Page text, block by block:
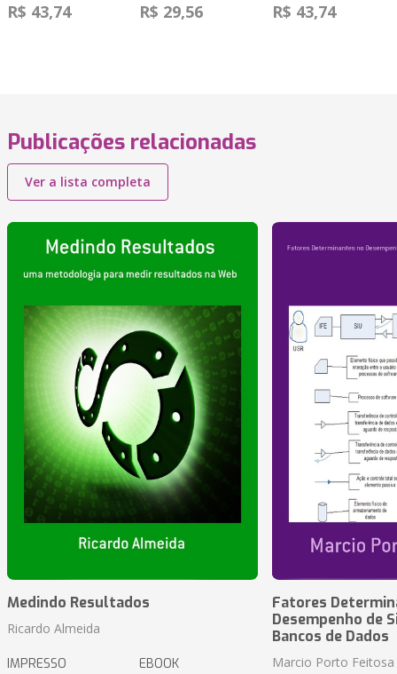
R$ 43,74 R$ 29,56 R$ 43,74
Publicações relacionadas
Ver a lista completa
Medindo Resultados
Ricardo Almeida
IMPRESSO EBOOK
Fatores
Desempenho de
Bancos de Dados
Marcio Porto Feitosa